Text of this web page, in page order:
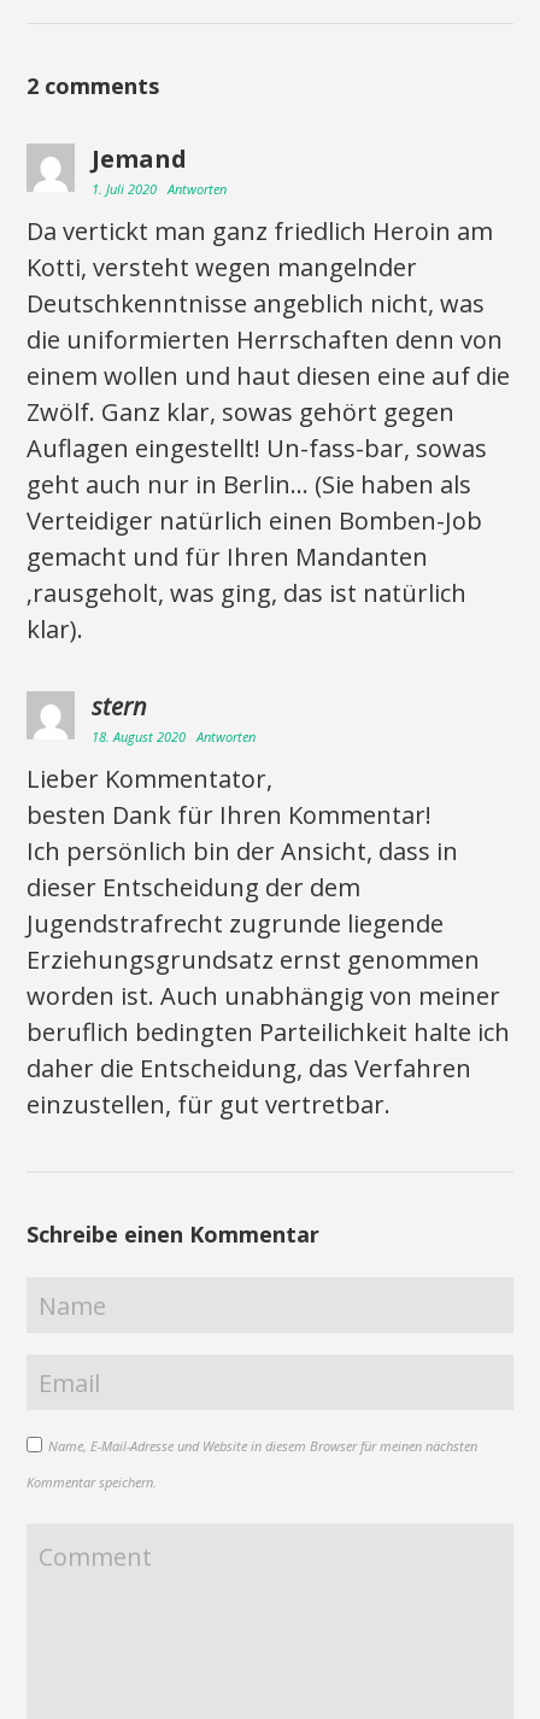
2 comments
Jemand
1. Juli 2020 Antworten
Da vertickt man ganz friedlich Heroin am
Kotti, versteht wegen mangelnder
Deutschkenntnisse angeblich nicht, was
die uniformierten Herrschaften denn von
einem wollen und haut diesen eine auf die
Zwölf. Ganz klar, sowas gehört gegen
Auflagen eingestellt! Un-fass-bar, sowas
geht auch nur in Berlin… (Sie haben als
Verteidiger natürlich einen Bomben-Job
gemacht und für Ihren Mandanten
‚rausgeholt, was ging, das ist natürlich
klar).
stern
18. August 2020 Antworten
Lieber Kommentator,
besten Dank für Ihren Kommentar!
Ich persönlich bin der Ansicht, dass in
dieser Entscheidung der dem
Jugendstrafrecht zugrunde liegende
Erziehungsgrundsatz ernst genommen
worden ist. Auch unabhängig von meiner
beruflich bedingten Parteilichkeit halte ich
daher die Entscheidung, das Verfahren
einzustellen, für gut vertretbar.
Schreibe einen Kommentar
Name, E-Mail-Adresse und Website in diesem Browser für meinen nächsten
Kommentar speichern.